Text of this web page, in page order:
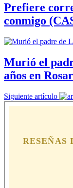
Prefiere
conmigo
Murió el
años en
Siguiente artículo